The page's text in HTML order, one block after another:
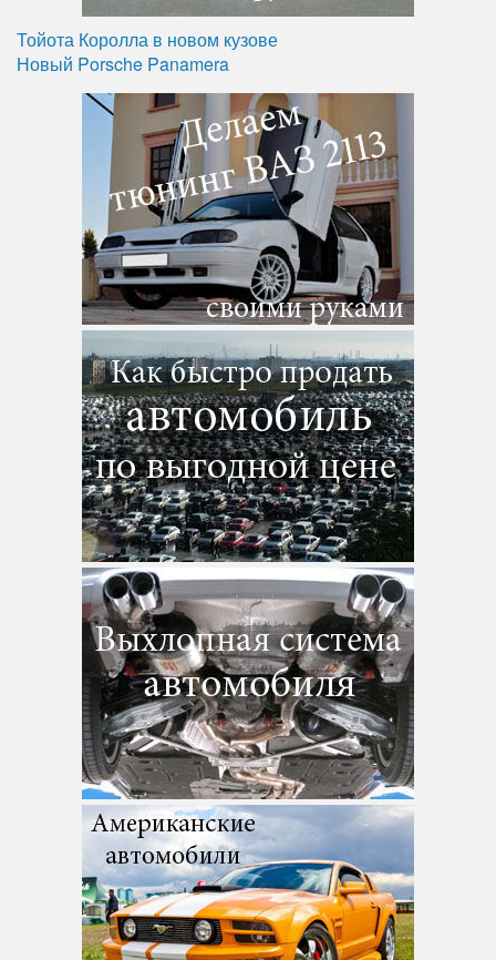
Тойота Королла в новом кузове
Новый Porsche Panamera